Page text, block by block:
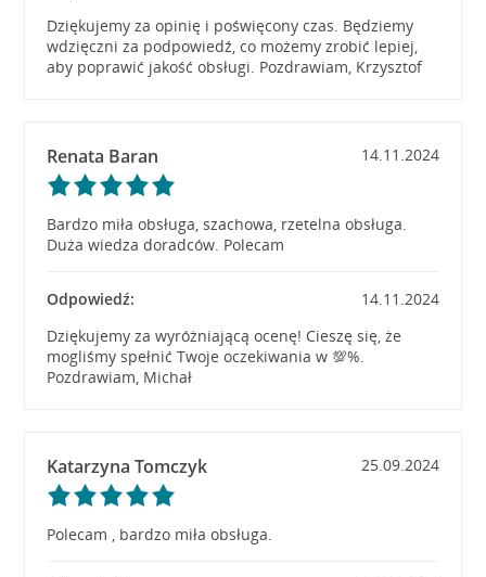
Dziękujemy za opinię i poświęcony czas. Będziemy
wdzięczni za podpowiedź, co możemy zrobić lepiej,
aby poprawić jakość obsługi. Pozdrawiam, Krzysztof
Renata Baran 14.11.2024
Bardzo miła obsługa, szachowa, rzetelna obsługa.
Duża wiedza doradców. Polecam
Odpowiedź:
14.11.2024
Dziękujemy za wyróżniającą ocenę! Cieszę się, że
mogliśmy spełnić Twoje oczekiwania w 💯%.
Pozdrawiam, Michał
Katarzyna Tomczyk 25.09.2024
Polecam , bardzo miła obsługa.